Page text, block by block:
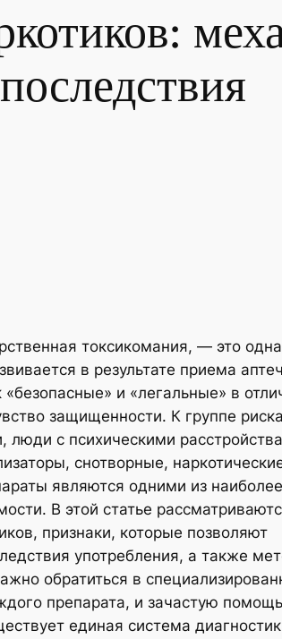
токсикомания, — это
в результате приема
и «легальные» в
защищенности. К группе риска
с психическими
снотворные,
являются одними из наиболее
В этой статье
признаки, которые позволяют
употребления, а также
обратиться в
препарата, и зачастую помощь
единая система